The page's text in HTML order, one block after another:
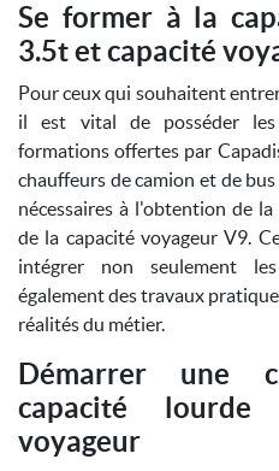
Se former à la
3.5t et capacité
Pour ceux qui souhaitent
il est vital de posséder les
formations offertes par
chauffeurs de camion et de
nécessaires à l'obtention de
de la capacité voyageur V9.
intégrer non seulement
également des travaux
réalités du métier.
Démarrer une
capacité lourde
voyageur